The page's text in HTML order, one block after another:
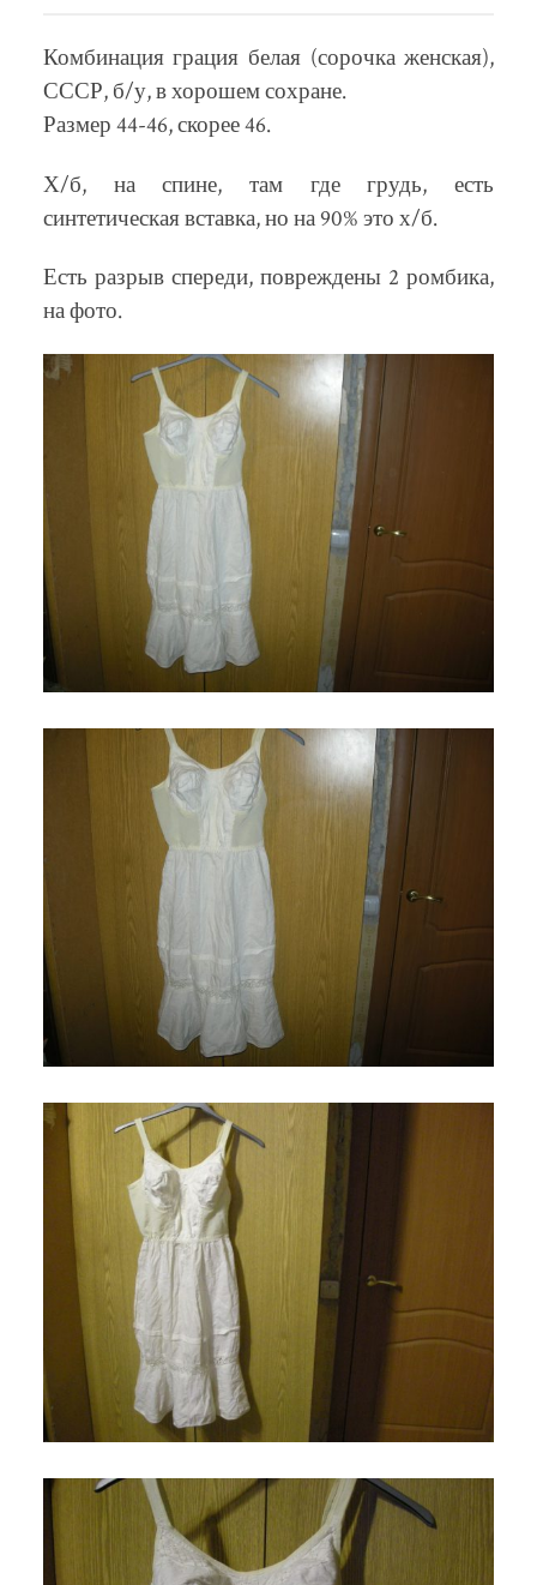
Комбинация грация белая (сорочка женская),
СССР, б/у, в хорошем сохране.
Размер 44-46, скорее 46.
Х/б, на спине, там где грудь, есть
синтетическая вставка, но на 90% это х/б.
Есть разрыв спереди, повреждены 2 ромбика,
на фото.